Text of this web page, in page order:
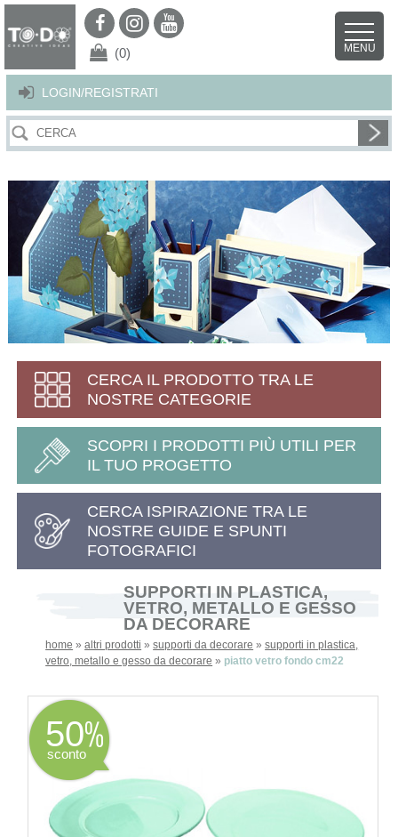
Per offrirti il miglior servizio possibile questo sito utilizza i cookies.
Continuando la navigazione nel sito autorizzi l’uso dei cookies. Per ulteriori
LOGIN/REGISTRATI
(0) MENU
CERCA IL PRODOTTO TRA LE
NOSTRE CATEGORIE
SCOPRI I PRODOTTI PIÙ UTILI PER
IL TUO PROGETTO
CERCA ISPIRAZIONE TRA LE
NOSTRE GUIDE E SPUNTI
FOTOGRAFICI
SUPPORTI IN PLASTICA,
VETRO, METALLO E GESSO
DA DECORARE
home »altri prodotti »supporti da decorare »supporti in plastica,
vetro, metallo e gesso da decorare » piatto vetro fondo cm22
50
sconto